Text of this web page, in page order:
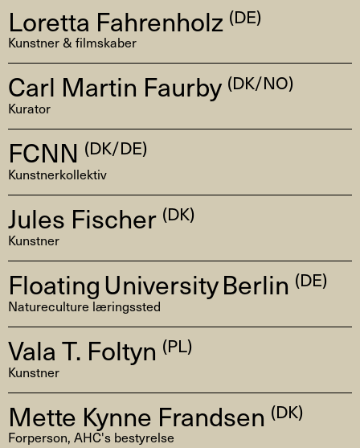
Loretta Fahrenholz (DE)
Kunstner & filmskaber
Carl Martin Faurby (DK/NO)
Kurator
FCNN (DK/DE)
Kunstnerkollektiv
Jules Fischer (DK)
Kunstner
Floating University Berlin (DE)
Natureculture læringssted
Vala T. Foltyn (PL)
Kunstner
Mette Kynne Frandsen (DK)
Forperson, AHC's bestyrelse